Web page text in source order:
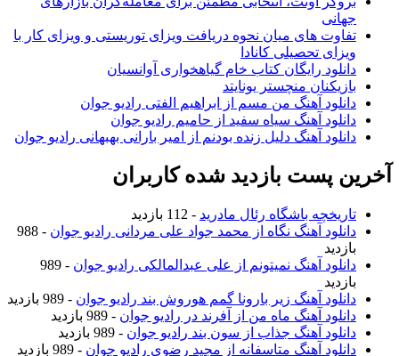
جهانی
تفاوت های میان نحوه دریافت ویزای توریستی و ویزای کار با
ویزای تحصیلی کانادا
دانلود رایگان کتاب خام گیاهخواری آوانسیان
بازیکنان منچستر یونایتد
دانلود آهنگ من مسم از ابراهیم الفتی رادیو جوان
دانلود آهنگ سیاه سفید از حامیم رادیو جوان
دانلود آهنگ دلیل زنده بودنم از امیر بارانی بهبهانی رادیو جوان
آخرین پست بازدید شده کاربران
تاریخچه باشگاه رئال مادرید - 112 بازدید
دانلود آهنگ نگاه از محمد جواد علی مردانی رادیو جوان
- 988
بازدید
دانلود آهنگ نمیتونم از علی عبدالمالکی رادیو جوان
- 989
بازدید
دانلود آهنگ زیر بارونا گمم هوروش بند رادیو جوان - 989 بازدید
دانلود آهنگ ماه من از آفرند در رادیو جوان - 989 بازدید
دانلود آهنگ جذاب از سون بند رادیو جوان - 989 بازدید
دانلود آهنگ متاسفانه از مجید رضوی رادیو جوان - 989 بازدید